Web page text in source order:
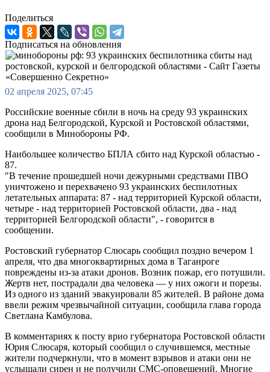
Поделиться
Подписаться на обновления
02 апреля 2025, 07:45
Российские военные сбили в ночь на среду 93 украинских
дрона над Белгородской, Курской и Ростовской областями,
сообщили в Минобороны РФ.
Наибольшее количество БПЛА сбито над Курской областью -
87.
"В течение прошедшей ночи дежурными средствами ПВО
уничтожено и перехвачено 93 украинских беспилотных
летательных аппарата: 87 - над территорией Курской области,
четыре - над территорией Ростовской области, два - над
территорией Белгородской области", - говорится в
сообщении.
Ростовский губернатор Слюсарь сообщил поздно вечером 1
апреля, что два многоквартирных дома в Таганроге
повреждены из-за атаки дронов. Возник пожар, его потушили.
Жертв нет, пострадали два человека — у них ожоги и порезы.
Из одного из зданий эвакуировали 85 жителей. В районе дома
ввели режим чрезвычайной ситуации, сообщила глава города
Светлана Камбулова.
В комментариях к посту врио губернатора Ростовской области
Юрия Слюсаря, который сообщил о случившемся, местные
жители подчеркнули, что в момент взрывов и атаки они не
услышали сирен и не получили СМС-оповещений. Многие